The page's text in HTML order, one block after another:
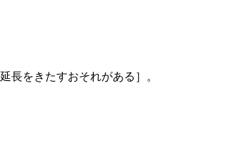
長をきたすおそれがある］。